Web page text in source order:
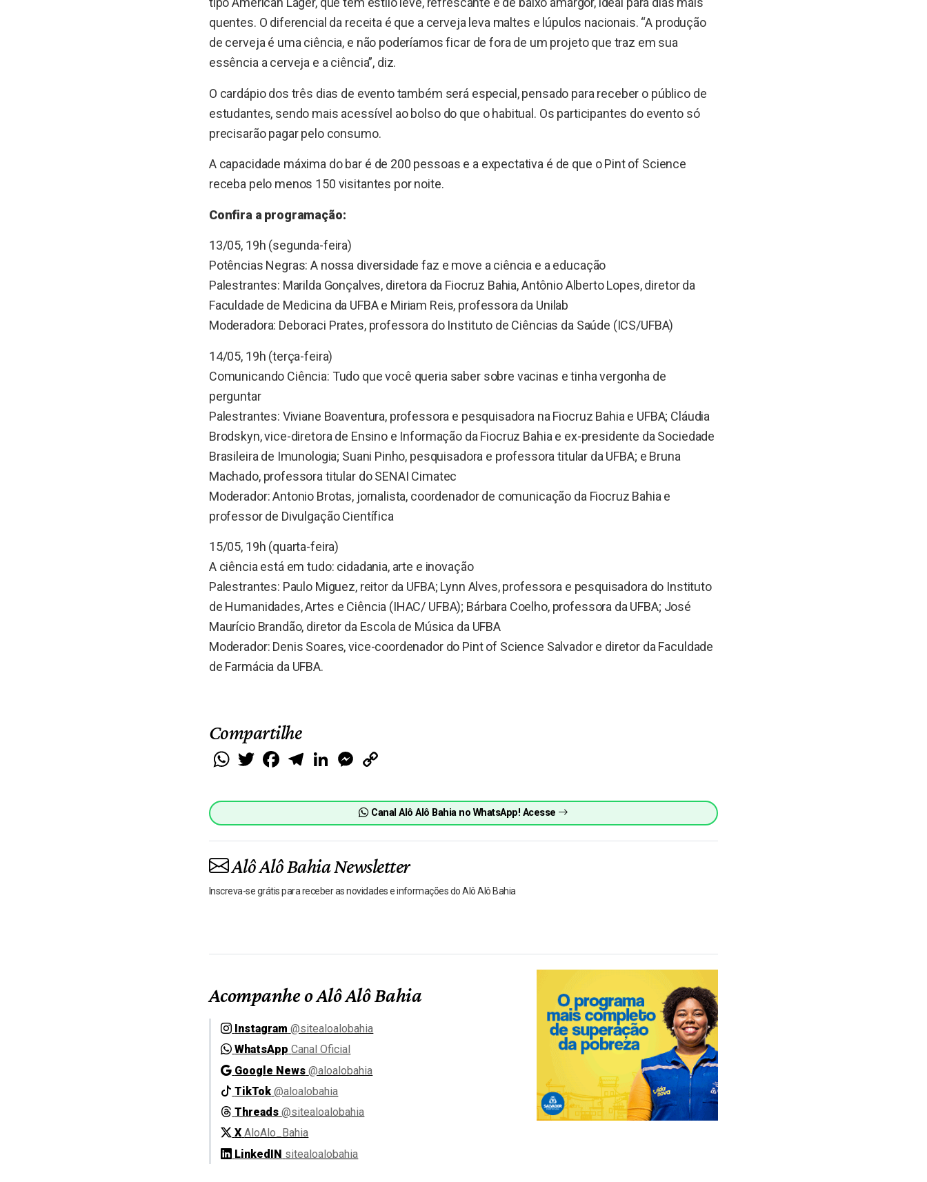
quentes. O diferencial da receita é que a cerveja leva maltes e lúpulos nacionais. “A produção
de cerveja é uma ciência, e não poderíamos ficar de fora de um projeto que traz em sua
essência a cerveja e a ciência”, diz.
O cardápio dos três dias de evento também será especial, pensado para receber o público de
estudantes, sendo mais acessível ao bolso do que o habitual. Os participantes do evento só
precisarão pagar pelo consumo.
A capacidade máxima do bar é de 200 pessoas e a expectativa é de que o Pint of Science
receba pelo menos 150 visitantes por noite.
Confira a programação:
13/05, 19h (segunda-feira)
Potências Negras: A nossa diversidade faz e move a ciência e a educação
Palestrantes: Marilda Gonçalves, diretora da Fiocruz Bahia, Antônio Alberto Lopes, diretor da
Faculdade de Medicina da UFBA e Miriam Reis, professora da Unilab
Moderadora: Deboraci Prates, professora do Instituto de Ciências da Saúde (ICS/UFBA)
14/05, 19h (terça-feira)
Comunicando Ciência: Tudo que você queria saber sobre vacinas e tinha vergonha de
perguntar
Palestrantes: Viviane Boaventura, professora e pesquisadora na Fiocruz Bahia e UFBA; Cláudia
Brodskyn, vice-diretora de Ensino e Informação da Fiocruz Bahia e ex-presidente da Sociedade
Brasileira de Imunologia; Suani Pinho, pesquisadora e professora titular da UFBA; e Bruna
Machado, professora titular do SENAI Cimatec
Moderador: Antonio Brotas, jornalista, coordenador de comunicação da Fiocruz Bahia e
professor de Divulgação Científica
15/05, 19h (quarta-feira)
A ciência está em tudo: cidadania, arte e inovação
Palestrantes: Paulo Miguez, reitor da UFBA; Lynn Alves, professora e pesquisadora do Instituto
de Humanidades, Artes e Ciência (IHAC/ UFBA); Bárbara Coelho, professora da UFBA; José
Maurício Brandão, diretor da Escola de Música da UFBA
Moderador: Denis Soares, vice-coordenador do Pint of Science Salvador e diretor da Faculdade
de Farmácia da UFBA.
Compartilhe
WhatsApp
Twitter FacebookTelegramLinkedIn Messenger
Canal Alô Alô Bahia no WhatsApp! Acesse
Alô Alô Bahia Newsletter
Inscreva-se grátis para receber as novidades e informações do Alô Alô Bahia
Acompanhe o Alô Alô Bahia
Instagram @sitealoalobahia
WhatsApp Canal Oficial
Google News @aloalobahia
TikTok @aloalobahia
Threads @sitealoalobahia
X AloAlo_Bahia
LinkedIN sitealoalobahia